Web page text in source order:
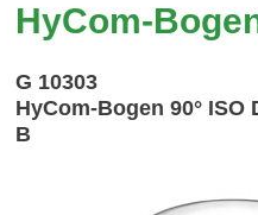
HyCom-
G 10303
HyCom-Bogen 90° ISO
B